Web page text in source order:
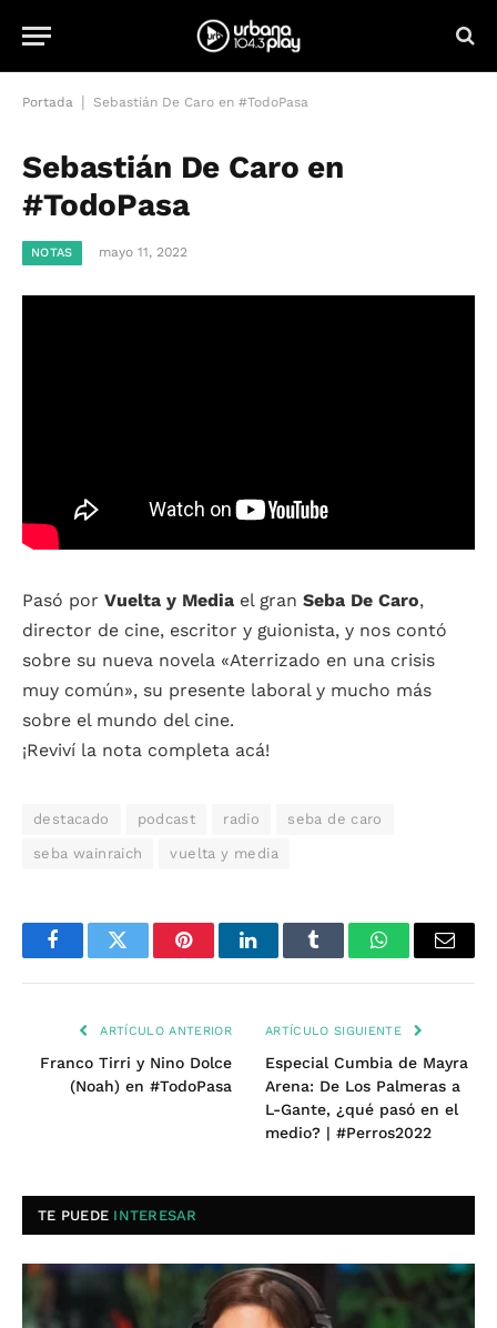
Portada Sebastián De Caro en #TodoPasa
Sebastián De Caro en
#TodoPasa
NOTAS mayo 11, 2022
Pasó por Vuelta y Media el gran Seba De Caro,
director de cine, escritor y guionista, y nos contó
sobre su nueva novela «Aterrizado en una crisis
muy común», su presente laboral y mucho más
sobre el mundo del cine.
¡Reviví la nota completa acá!
destacado podcast radio seba de caro
seba wainraich vuelta y media
FacebookTwitter PinterestLinkedInTumblr WhatsAppEmail
ARTÍCULO ANTERIOR
Franco Tirri y Nino Dolce
(Noah) en #TodoPasa
ARTÍCULO SIGUIENTE
Especial Cumbia de Mayra
Arena: De Los Palmeras a
L-Gante, ¿qué pasó en el
medio? | #Perros2022
TE PUEDE INTERESAR